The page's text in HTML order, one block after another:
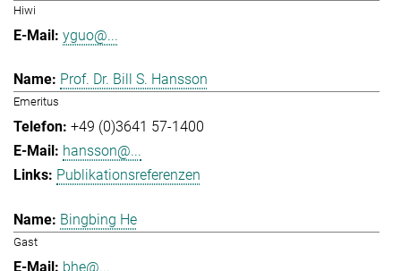
Hiwi
yguo@...
Prof. Dr. Bill S. Hansson
Emeritus
+49 (0)3641 57-1400
hansson@...
Publikationsreferenzen
Bingbing He
Gast
bhe@...